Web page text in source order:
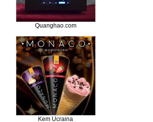
Quanghao.com
Kem Ucraina